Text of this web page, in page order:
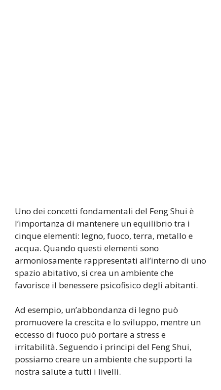
Uno dei concetti fondamentali del Feng Shui è
l’importanza di mantenere un equilibrio tra i
cinque elementi: legno, fuoco, terra, metallo e
acqua. Quando questi elementi sono
armoniosamente rappresentati all’interno di uno
spazio abitativo, si crea un ambiente che
favorisce il benessere psicofisico degli abitanti.
Ad esempio, un’abbondanza di legno può
promuovere la crescita e lo sviluppo, mentre un
eccesso di fuoco può portare a stress e
irritabilità. Seguendo i principi del Feng Shui,
possiamo creare un ambiente che supporti la
nostra salute a tutti i livelli.